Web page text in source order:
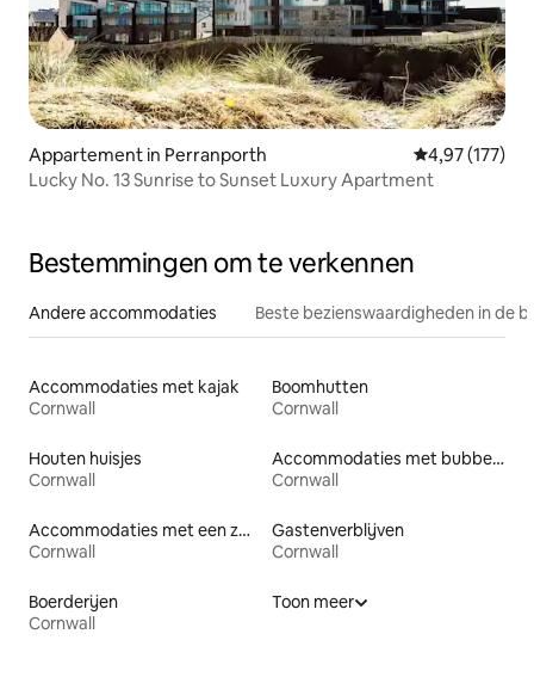
Appartement in Perranporth Gemiddelde
4,97 (177)
Lucky No. 13 Sunrise to Sunset Luxury Apartment
Bestemmingen om te verkennen
Andere accommodaties Beste bezienswaardigheden in de
Accommodaties met kajak
Cornwall
Boomhutten
Cornwall
Houten huisjes
Cornwall
Accommodaties met bubbelbad
Cornwall
Accommodaties met een zwembad
Cornwall
Gastenverblijven
Cornwall
Boerderijen
Cornwall
Toon meer